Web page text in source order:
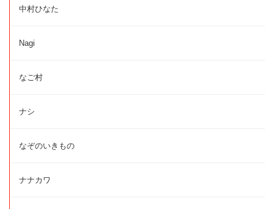
中村ひなた
Nagi
なご村
ナシ
なぞのいきもの
ナナカワ